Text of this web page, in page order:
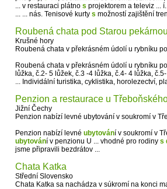
... v restauraci plátno s projektorem a televiz ... í.
... ... nás. Tenisové kurty s možností zajištění
Roubená chata pod Starou pekárnou
Krušné hory
Roubená chata v překrásném údolí u rybníku
Roubená chata v překrásném údolí u rybníku
lůžka, č.2- 5 lůžek, č.3 -4 lůžka, č.4- 4 lůžka,
... Individální turistika, cyklistika, horolezectví,
Penzion a restaurace u
Jižní Čechy
Penzion nabízí levné ubytování v soukromí v
Penzion nabízí levné ubytování v soukromí v
ubytování v penzionu U ... vhodné pro rodiny s
jsme připravili bezdrátov ...
Chata Katka
Střední Slovensko
Chata Katka sa nachádza v súkromí na konci